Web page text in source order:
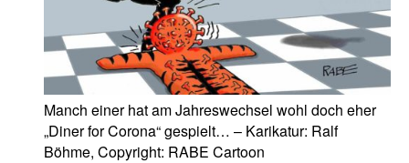
Manch einer hat am Jahreswechsel wohl doch eher
„Diner for Corona“ gespielt… – Karikatur: Ralf
Böhme, Copyright: RABE Cartoon